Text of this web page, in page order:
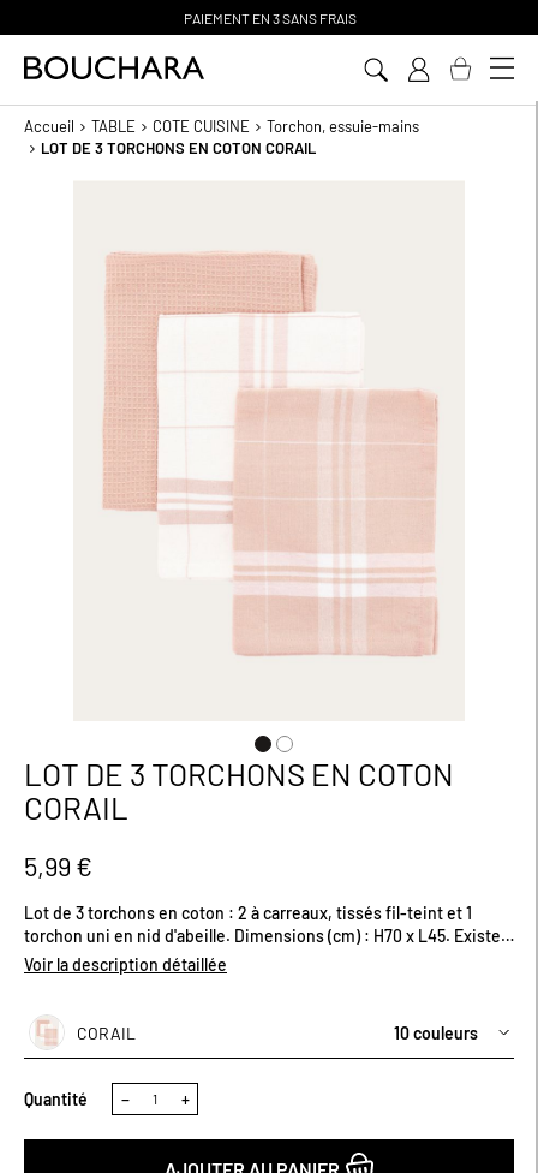
PAIEMENT EN 3 SANS FRAIS
Accueil TABLE COTE CUISINE
Torchon, essuie-mains
LOT DE 3 TORCHONS EN COTON CORAIL
d’images
Passer
au
début
la
Galerie
d’images
LOT DE 3 TORCHONS EN COTON
CORAIL
5,99 €
Lot de 3 torchons en coton : 2 à carreaux, tissés fil-teint et 1
torchon uni en nid d'abeille. Dimensions (cm) : H70 x L45. Existe
en plusieurs coloris.
Voir la description détaillée
CORAIL 10 couleurs
Quantité − +